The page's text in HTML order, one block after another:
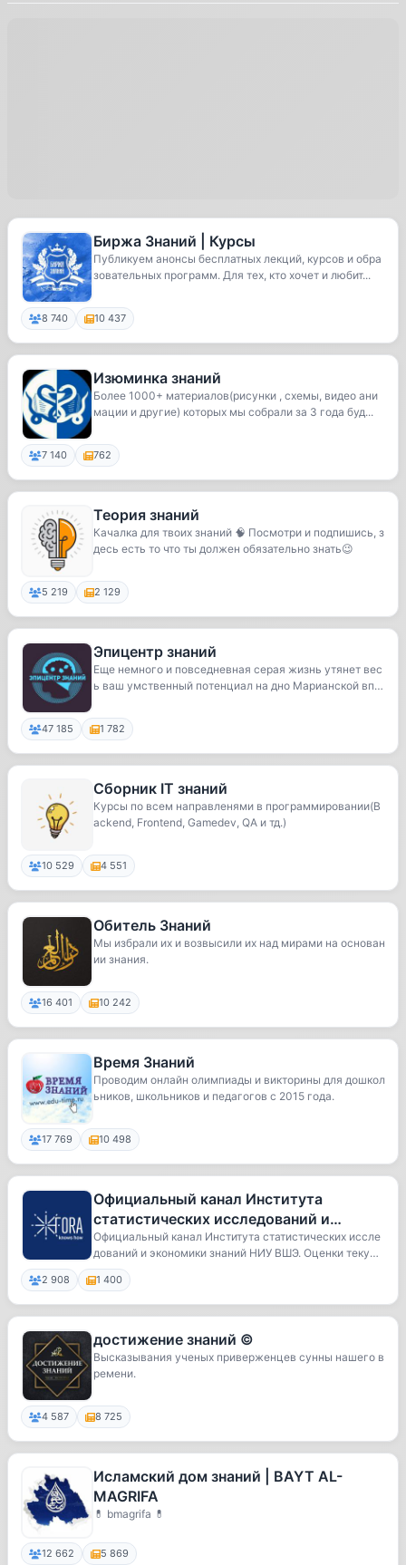
Биржа Знаний | Курсы
Публикуем анонсы бесплатных лекций, курсов и обра
зовательных программ. Для тех, кто хочет и любит...
8 740 10 437
Изюминка знаний
Более 1000+ материалов(рисунки , схемы, видео ани
мации и другие) которых мы собрали за 3 года буд...
7 140 762
Теория знаний
Качалка для твоих знаний 🧠 Посмотри и подпишись, з
десь есть то что ты должен обязательно знать😉
5 219 2 129
Эпицентр знаний
Еще немного и повседневная серая жизнь утянет вес
ь ваш умственный потенциал на дно Марианской вп
47 185 1 782
Сборник IT знаний
Курсы по всем направленями в программировании(B
ackend, Frontend, Gamedev, QA и тд.)
10 529 4 551
Обитель Знаний
Мы избрали их и возвысили их над мирами на основан
ии знания.
16 401 10 242
Время Знаний
Проводим онлайн олимпиады и викторины для дошкол
ьников, школьников и педагогов с 2015 года.
17 769 10 498
Официальный канал Института
статистических исследований и
экономики знаний НИУ ВШЭ.
Измерения науки,
Официальный канал Института статистических иссле
дований и экономики знаний НИУ ВШЭ. Оценки текущ
е...
2 908 1 400
достижение знаний ©
Высказывания ученых приверженцев сунны нашего в
ремени.
4 587 8 725
Исламский дом знаний | BAYT AL-
MAGRIFA
💊 bmagrifa 💊
12 662 5 869